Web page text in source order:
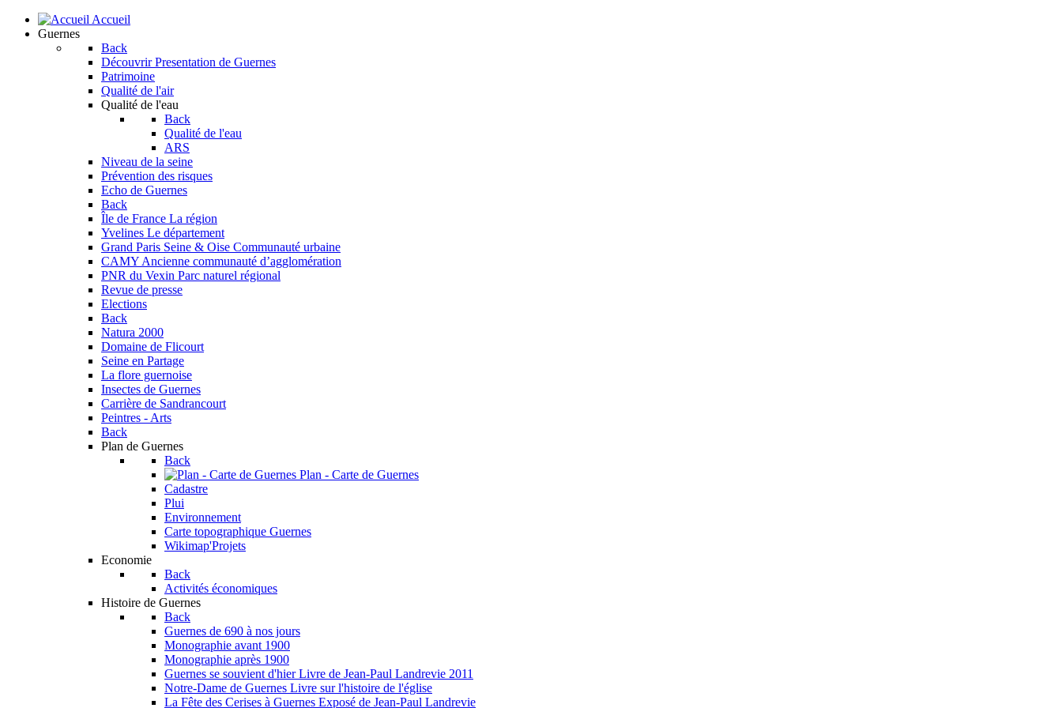
Accueil
Guernes
Back
Découvrir Presentation de Guernes
Patrimoine
Qualité de l'air
Qualité de l'eau
Back
Qualité de l'eau
ARS
Niveau de la seine
Prévention des risques
Echo de Guernes
Back
Île de France La région
Yvelines Le département
Grand Paris Seine & Oise Communauté urbaine
CAMY Ancienne communauté d’agglomération
PNR du Vexin Parc naturel régional
Revue de presse
Elections
Back
Natura 2000
Domaine de Flicourt
Seine en Partage
La flore guernoise
Insectes de Guernes
Carrière de Sandrancourt
Peintres - Arts
Back
Plan de Guernes
Back
Plan - Carte de Guernes
Cadastre
Plui
Environnement
Carte topographique Guernes
Wikimap'Projets
Economie
Back
Activités économiques
Histoire de Guernes
Back
Guernes de 690 à nos jours
Monographie avant 1900
Monographie après 1900
Guernes se souvient d'hier Livre de Jean-Paul Landrevie 2011
Notre-Dame de Guernes Livre sur l'histoire de l'église
La Fête des Cerises à Guernes Exposé de Jean-Paul Landrevie